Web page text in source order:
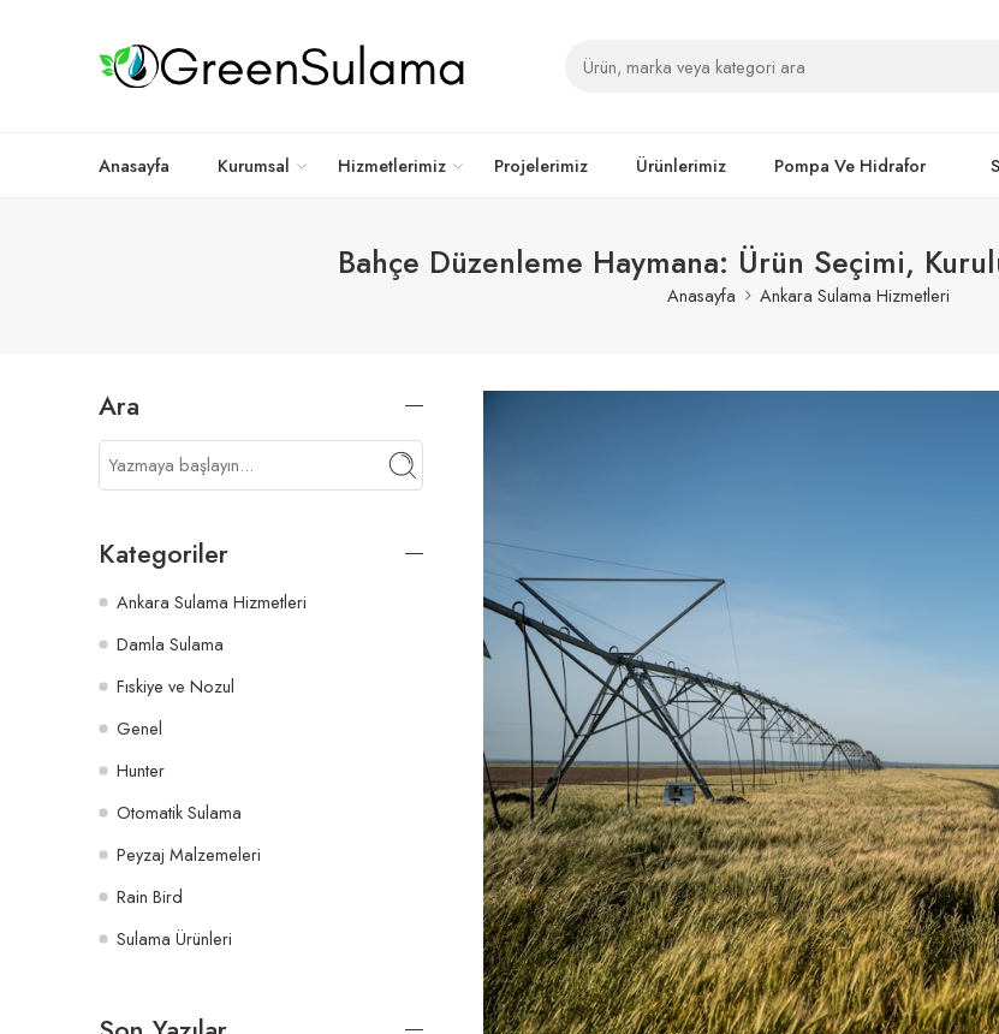
Anasayfa Kurumsal Hizmetlerimiz Projelerimiz Ürünlerimiz Pompa Ve Hidrafor
Bahçe Düzenleme Haymana: Ürün Seçimi,
Anasayfa Ankara Sulama Hizmetleri
Ara
Kategoriler
Ankara Sulama Hizmetleri
Damla Sulama
Fıskiye ve Nozul
Genel
Hunter
Otomatik Sulama
Peyzaj Malzemeleri
Rain Bird
Sulama Ürünleri